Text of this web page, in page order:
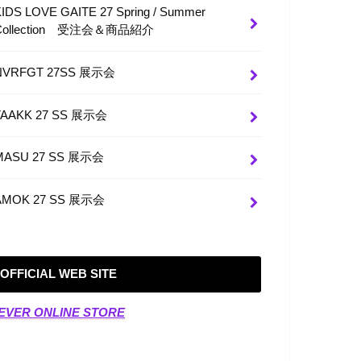
LOVE GAITE 27 Spring / Summer
受注会＆商品紹介
27SS 展示会
27 SS 展示会
27 SS 展示会
27 SS 展示会
OFFICIAL WEB SITE
ONLINE STORE